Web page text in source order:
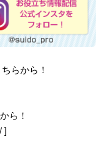
らから！
ら！
]